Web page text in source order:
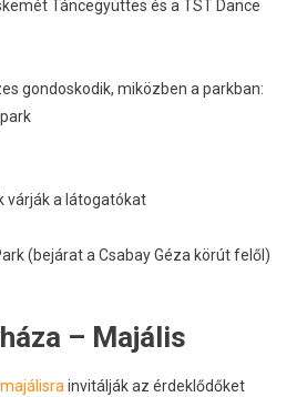
Táncegyüttes és a TST Dance
gondoskodik, miközben a parkban:
várják a látogatókat
(bejárat a Csabay Géza körút felől)
– Majális
invitálják az érdeklődőket